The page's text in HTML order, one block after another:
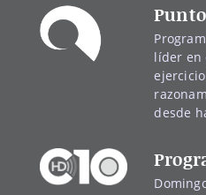
líder en
desde